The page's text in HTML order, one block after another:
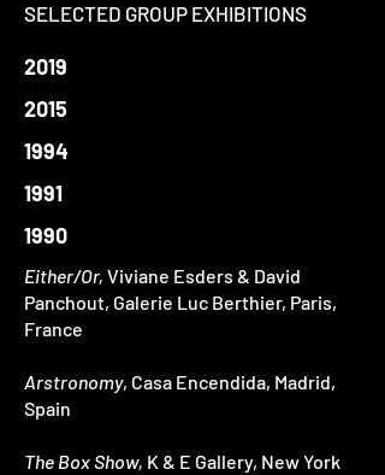
SELECTED GROUP EXHIBITIONS
2019
2015
1994
1991
1990
Either/Or, Viviane Esders & David
Panchout, Galerie Luc Berthier, Paris,
France
Arstronomy, Casa Encendida, Madrid,
Spain
The Box Show, K & E Gallery, New York